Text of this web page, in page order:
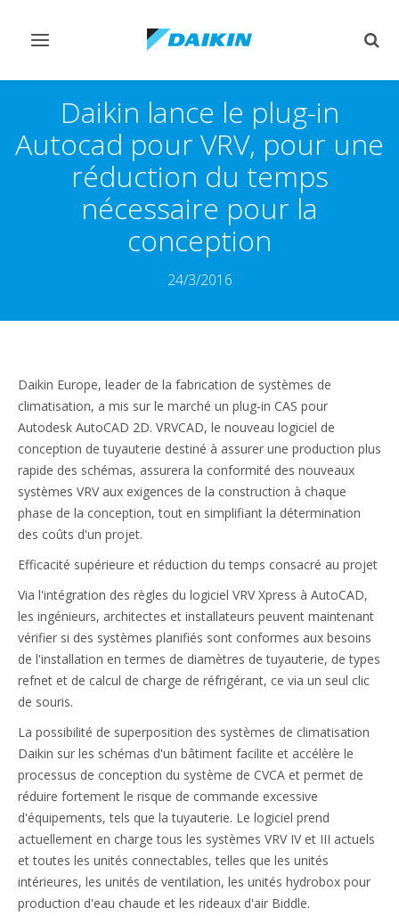
Afficher/masquer
Daikin lance le plug-in
Autocad pour VRV, pour une
réduction du temps
nécessaire pour la
conception
24/3/2016
Daikin Europe, leader de la fabrication de systèmes de
climatisation, a mis sur le marché un plug-in CAS pour
Autodesk AutoCAD 2D. VRVCAD, le nouveau logiciel de
conception de tuyauterie destiné à assurer une production plus
rapide des schémas, assurera la conformité des nouveaux
systèmes VRV aux exigences de la construction à chaque
phase de la conception, tout en simplifiant la détermination
des coûts d'un projet.
Efficacité supérieure et réduction du temps consacré au projet
Via l'intégration des règles du logiciel VRV Xpress à AutoCAD,
les ingénieurs, architectes et installateurs peuvent maintenant
vérifier si des systèmes planifiés sont conformes aux besoins
de l'installation en termes de diamètres de tuyauterie, de types
refnet et de calcul de charge de réfrigérant, ce via un seul clic
de souris.
La possibilité de superposition des systèmes de climatisation
Daikin sur les schémas d'un bâtiment facilite et accélère le
processus de conception du système de CVCA et permet de
réduire fortement le risque de commande excessive
d'équipements, tels que la tuyauterie. Le logiciel prend
actuellement en charge tous les systèmes VRV IV et III actuels
et toutes les unités connectables, telles que les unités
intérieures, les unités de ventilation, les unités hydrobox pour
production d'eau chaude et les rideaux d'air Biddle.